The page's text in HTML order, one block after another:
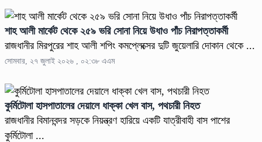
শাহ আলী মার্কেট থেকে ২৫৯ ভরি সোনা নিয়ে উধাও পাঁচ নিরাপত্তাকর্মী
রাজধানীর মিরপুরের শাহ আলী শপিং কমপ্লেক্সের দুটি জুয়েলারি দোকান থেকে ...
সোমবার, ২৭ জুলাই ২০২৬ , ০২:৩৮ এএম
কুর্মিটোলা হাসপাতালের দেয়ালে ধাক্কা খেল বাস, পথচারী নিহত
রাজধানীর বিমানবন্দর সড়কে নিয়ন্ত্রণ হারিয়ে একটি যাত্রীবাহী বাস পাশের
কুর্মিটোলা ...